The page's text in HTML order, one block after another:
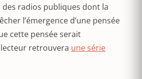
des radios publiques dont la
l’émergence d’une pensée
cette pensée serait
retrouvera une série